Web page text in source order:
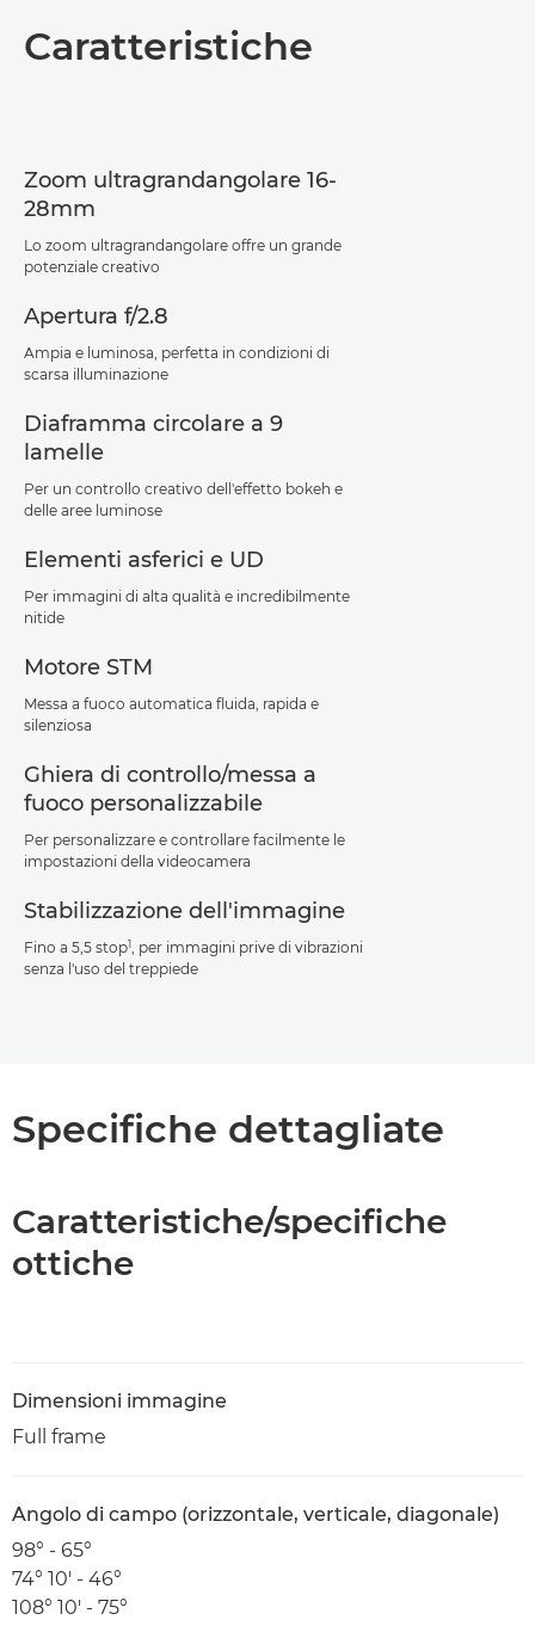
Caratteristiche
Caratteristiche
Zoom ultragrandangolare 16-
28mm
Lo zoom ultragrandangolare offre un grande
potenziale creativo
Apertura f/2.8
Ampia e luminosa, perfetta in condizioni di
scarsa illuminazione
Diaframma circolare a 9
lamelle
Per un controllo creativo dell'effetto bokeh e
delle aree luminose
Elementi asferici e UD
Per immagini di alta qualità e incredibilmente
nitide
Motore STM
Messa a fuoco automatica fluida, rapida e
silenziosa
Ghiera di controllo/messa a
fuoco personalizzabile
Per personalizzare e controllare facilmente le
impostazioni della videocamera
Stabilizzazione dell'immagine
Fino a 5,5 stop1, per immagini prive di vibrazioni
senza l'uso del treppiede
Specifiche dettagliate
Caratteristiche/specifiche
ottiche
Dimensioni immagine
Full frame
Angolo di campo (orizzontale, verticale, diagonale)
98° - 65°
74° 10' - 46°
108° 10' - 75°